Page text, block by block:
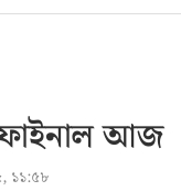
আজ
১১:৫৮